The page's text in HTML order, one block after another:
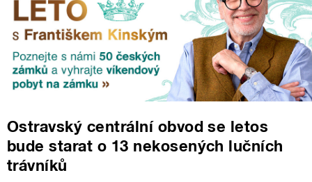
Ostravský centrální obvod se letos
bude starat o 13 nekosených lučních
trávníků